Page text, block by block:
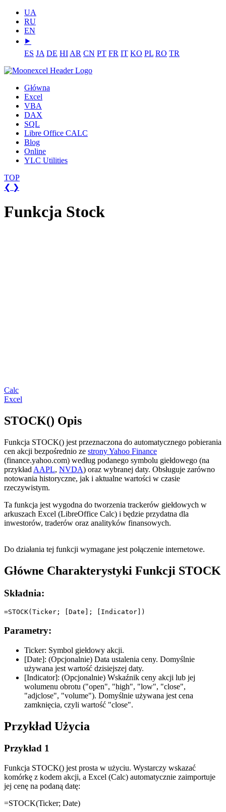
UA
RU
EN
⯈
ES JA DE HI AR CN PT FR IT KO PL RO TR
Główna
Excel
VBA
DAX
SQL
Libre Office CALC
Blog
Online
YLC Utilities
TOP
❮ ❯
Funkcja Stock
Calc
Excel
STOCK() Opis
Funkcja STOCK() jest przeznaczona do automatycznego pobierania
cen akcji bezpośrednio ze strony Yahoo Finance
(finance.yahoo.com) według podanego symbolu giełdowego (na
przykład AAPL, NVDA) oraz wybranej daty. Obsługuje zarówno
notowania historyczne, jak i aktualne wartości w czasie
rzeczywistym.
Ta funkcja jest wygodna do tworzenia trackerów giełdowych w
arkuszach Excel (LibreOffice Calc) i będzie przydatna dla
inwestorów, traderów oraz analityków finansowych.
Do działania tej funkcji wymagane jest połączenie internetowe.
Główne Charakterystyki Funkcji STOCK
Składnia:
Parametry:
Ticker: Symbol giełdowy akcji.
[Date]: (Opcjonalnie) Data ustalenia ceny. Domyślnie
używana jest wartość dzisiejszej daty.
[Indicator]: (Opcjonalnie) Wskaźnik ceny akcji lub jej
wolumenu obrotu ("open", "high", "low", "close",
"adjclose", "volume"). Domyślnie używana jest cena
zamknięcia, czyli wartość "close".
Przykład Użycia
Przykład 1
Funkcja STOCK() jest prosta w użyciu. Wystarczy wskazać
komórkę z kodem akcji, a Excel (Calc) automatycznie zaimportuje
jej cenę na podaną datę:
=STOCK(Ticker; Date)